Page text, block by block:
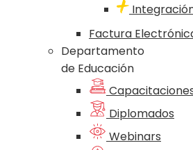
Factura
Departamento
de Educación
Diplomados
Webinars